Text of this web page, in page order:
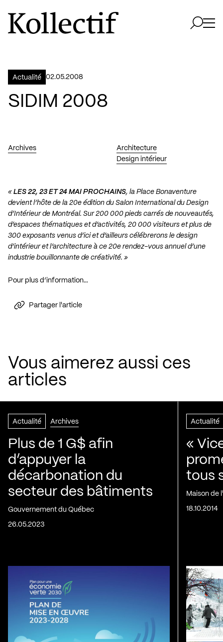
Aller à la page d'accueil
Logo Kollectif
Actualité 02.05.2008
SIDIM 2008
Archives
Architecture
Design intérieur
« LES 22, 23 ET 24 MAI PROCHAINS, la Place Bonaventure
devient l’hôte de la 20e édition du Salon International du Design
d’Intérieur de Montréal. Sur 200 000 pieds carrés de nouveautés,
d’espaces thématiques et d’activités, 20 000 visiteurs et plus de
300 exposants venus d’ici et d’ailleurs célébrerons le design
d’intérieur et l’architecture à ce 20e rendez-vous annuel d’une
industrie bouillonnante de créativité. »
Pour plus d’information…
Partager l'article
Vous aimerez aussi ces
articles
Actualité Archives
Plus de 1 G$ afin
d’appuyer la
décarbonation du
secteur des bâtiments
Gouvernement du Québec
26.05.2023
Actualité
«
tous
Maison de
18.10.2014